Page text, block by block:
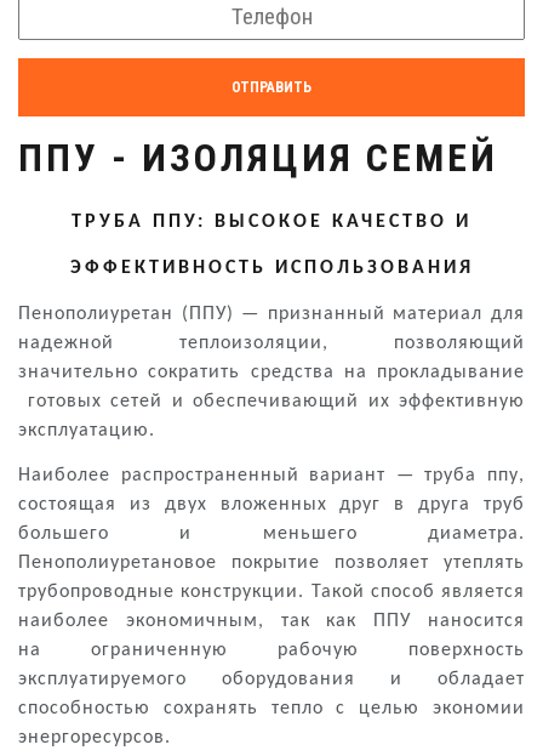
ОТПРАВИТЬ
ППУ - ИЗОЛЯЦИЯ СЕМЕЙ
ТРУБА ППУ: ВЫСОКОЕ КАЧЕСТВО И
ЭФФЕКТИВНОСТЬ ИСПОЛЬЗОВАНИЯ
Пенополиуретан (ППУ) — признанный материал для
надежной теплоизоляции, позволяющий
значительно сократить средства на прокладывание
готовых сетей и обеспечивающий их эффективную
эксплуатацию.
Наиболее распространенный вариант —труба ппу,
состоящая из двух вложенных друг в друга труб
большего и меньшего диаметра.
Пенополиуретановое покрытие позволяет утеплять
трубопроводные конструкции. Такой способ является
наиболее экономичным, так как ППУ наносится
на ограниченную рабочую поверхность
эксплуатируемого оборудования и обладает
способностью сохранять тепло с целью экономии
энергоресурсов.